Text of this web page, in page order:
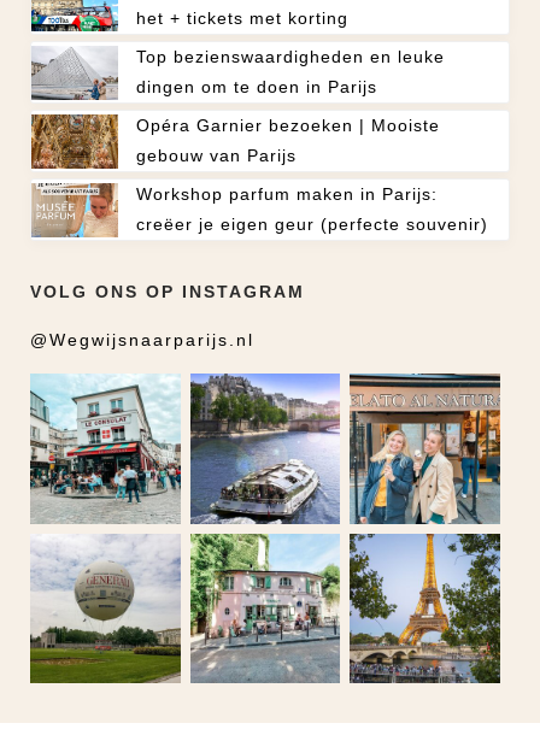
het + tickets met korting
Top bezienswaardigheden en leuke
dingen om te doen in Parijs
Opéra Garnier bezoeken | Mooiste
gebouw van Parijs
Workshop parfum maken in Parijs:
creëer je eigen geur (perfecte souvenir)
VOLG ONS OP INSTAGRAM
@Wegwijsnaarparijs.nl